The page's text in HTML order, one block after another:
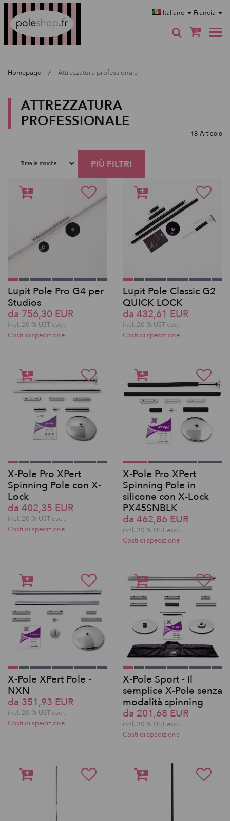
Italiano Francia
0
Homepage Attrezzatura professionale
ATTREZZATURA
PROFESSIONALE
18 Articolo
PIÙ FILTRI
Lupit Pole Pro G4 per
Studios
da 756,30 EUR
incl. 20 % UST escl.
Costi di spedizione
Lupit Pole Classic G2
QUICK LOCK
da 432,61 EUR
incl. 20 % UST escl.
Costi di spedizione
X-Pole Pro XPert
Spinning Pole con X-
Lock
da 402,35 EUR
incl. 20 % UST escl.
Costi di spedizione
X-Pole Pro XPert
Spinning Pole in
silicone con X-Lock
PX45SNBLK
da 462,86 EUR
incl. 20 % UST escl.
Costi di spedizione
X-Pole XPert Pole -
NXN
da 351,93 EUR
incl. 20 % UST escl.
Costi di spedizione
X-Pole Sport - Il
semplice X-Pole senza
modalità spinning
da 201,68 EUR
incl. 20 % UST escl.
Costi di spedizione